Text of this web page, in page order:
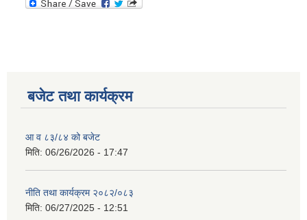
बजेट तथा कार्यक्रम
आ व ८३/८४ को बजेट
मिति: 06/26/2026 - 17:47
नीति तथा कार्यक्रम २०८२/०८३
मिति: 06/27/2025 - 12:51